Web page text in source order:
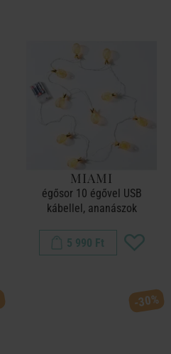
MIAMI
égősor 10 égővel USB
kábellel, ananászok
5 990 Ft
-30%